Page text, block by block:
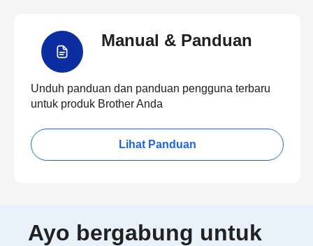
Manual & Panduan
Unduh panduan dan panduan pengguna terbaru
untuk produk Brother Anda
Lihat Panduan
Ayo bergabung untuk